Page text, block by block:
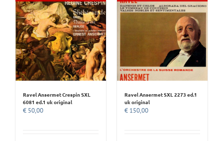
Ravel Ansermet Crespin SXL
6081 ed.1 uk original
€ 50,00
Ravel Ansermet SXL 2273 ed.1
uk original
€ 150,00